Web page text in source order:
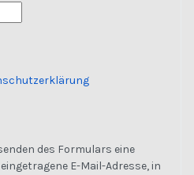
des Formulars eine
E-Mail-Adresse, in